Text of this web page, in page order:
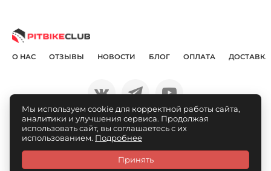
О НАС ОТЗЫВЫ НОВОСТИ БЛОГ ОПЛАТА ДОСТАВКА
© Pitbikeclub.ru 2012-2026
Мы используем cookie для корректной работы сайта,
аналитики и улучшения сервиса. Продолжая
использовать сайт, вы соглашаетесь с их
использованием. Подробнее
Принять